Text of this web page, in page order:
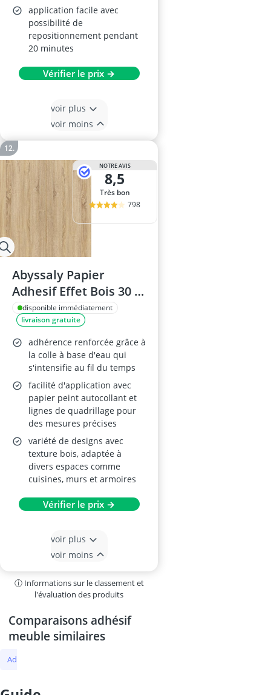
application facile avec
possibilité de
repositionnement pendant
20 minutes
Vérifier le prix →
voir plus
voir moins
NOTRE AVIS
8,5
Très bon
798
Abyssaly Papier
Adhesif Effet Bois 30 x
200 cm
disponible immédiatement
livraison gratuite
adhérence renforcée grâce à
la colle à base d'eau qui
s'intensifie au fil du temps
facilité d'application avec
papier peint autocollant et
lignes de quadrillage pour
des mesures précises
variété de designs avec
texture bois, adaptée à
divers espaces comme
cuisines, murs et armoires
Vérifier le prix →
voir plus
voir moins
ⓘ Informations sur le classement et
l'évaluation des produits
Comparaisons adhésif
meuble similaires
adhésif meuble